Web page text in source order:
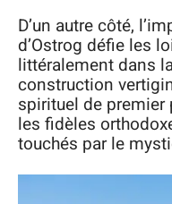
D’un autre côté,
d’Ostrog défie les
littéralement dans
construction
spirituel de
les fidèles
touchés par le